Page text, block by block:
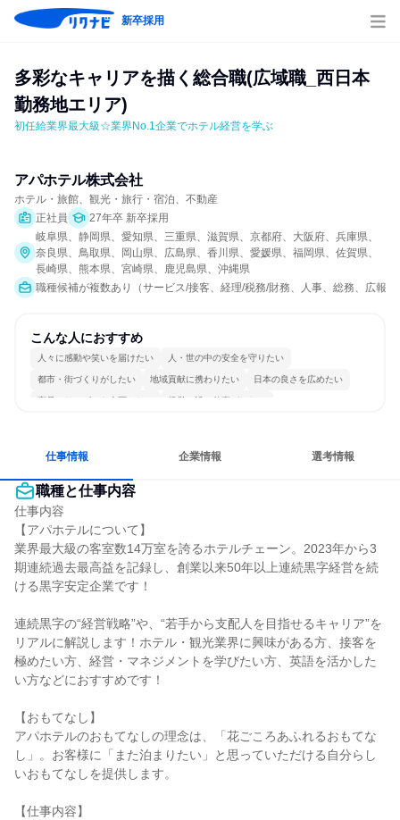
新卒採用
多彩なキャリアを描く総合職(広域職_西日本
勤務地エリア)
初任給業界最大級☆業界No.1企業でホテル経営を学ぶ
アパホテル株式会社
ホテル・旅館、観光・旅行・宿泊、不動産
正社員
27年卒 新卒採用
岐阜県、静岡県、愛知県、三重県、滋賀県、京都府、大阪府、兵庫県、
奈良県、鳥取県、岡山県、広島県、香川県、愛媛県、福岡県、佐賀県、
長崎県、熊本県、宮崎県、鹿児島県、沖縄県
職種候補が複数あり（サービス/接客、経理/税務/財務、人事、総務、広報/
こんな人におすすめ
人々に感動や笑いを届けたい 人・世の中の安全を守りたい
都市・街づくりがしたい 地域貢献に携わりたい 日本の良さを広めたい
商品・サービスを企画したい 経営に近い仕事がしたい
仕事情報 企業情報 選考情報
職種と仕事内容
仕事内容
【アパホテルについて】
業界最大級の客室数14万室を誇るホテルチェーン。2023年から3
期連続過去最高益を記録し、創業以来50年以上連続黒字経営を続
ける黒字安定企業です！
連続黒字の“経営戦略”や、“若手から支配人を目指せるキャリア”を
リアルに解説します！ホテル・観光業界に興味がある方、接客を
極めたい方、経営・マネジメントを学びたい方、英語を活かした
い方などにおすすめです！
【おもてなし】
アパホテルのおもてなしの理念は、「花ごころあふれるおもてな
し」。お客様に「また泊まりたい」と思っていただける自分らし
いおもてなしを提供します。
【仕事内容】